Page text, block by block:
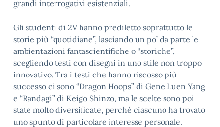
grandi interrogativi esistenziali.
Gli studenti di 2V hanno prediletto soprattutto le
storie più “quotidiane”, lasciando un po’ da parte le
ambientazioni fantascientifiche o “storiche”,
scegliendo testi con disegni in uno stile non troppo
innovativo. Tra i testi che hanno riscosso più
successo ci sono “Dragon Hoops” di Gene Luen Yang
e “Randagi” di Keigo Shinzo, ma le scelte sono poi
state molto diversificate, perché ciascuno ha trovato
uno spunto di particolare interesse personale.